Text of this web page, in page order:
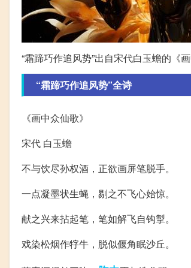
“霜蹄巧作追风势”出自宋代白玉蟾的《画
“霜蹄巧作追风势”全诗
《画中众仙歌》
宋代 白玉蟾
不与饮尽孙权酒，正欲画屏笔脱手。
一点凝墨状生蝇，剔之不飞心始惊。
献之兴来拈起笔，笔如解飞自钩掣。
戏染松烟作牸牛，脱似偃角眠沙丘。